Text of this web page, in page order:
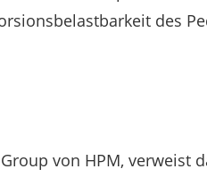
des
von HPM, verweist